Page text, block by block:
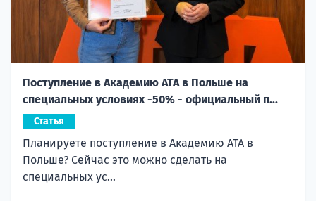
Поступление в Академию ATA в Польше на
специальных условиях -50% - официальный п...
Статья
Планируете поступление в Академию ATA в
Польше? Сейчас это можно сделать на
специальных ус...